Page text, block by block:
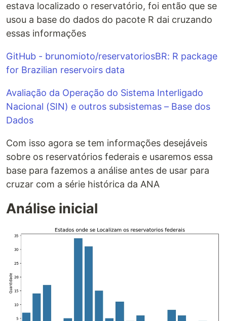
estava localizado o reservatório, foi então que se
usou a base do dados do pacote R dai cruzando
essas informações
GitHub - brunomioto/reservatoriosBR: R package
for Brazilian reservoirs data
Avaliação da Operação do Sistema Interligado
Nacional (SIN) e outros subsistemas – Base dos
Dados
Com isso agora se tem informações desejáveis
sobre os reservatórios federais e usaremos essa
base para fazemos a análise antes de usar para
cruzar com a série histórica da ANA
Análise inicial